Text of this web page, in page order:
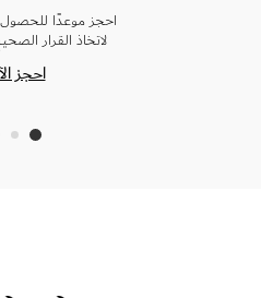
احجز موعدًا
لاتخاذ القرار
احجز